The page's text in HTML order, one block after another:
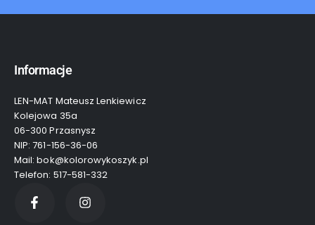
Informacje
LEN-MAT Mateusz Lenkiewicz
Kolejowa 35a
06-300 Przasnysz
NIP: 761-156-36-06
Mail: bok@kolorowykoszyk.pl
Telefon: 517-581-332